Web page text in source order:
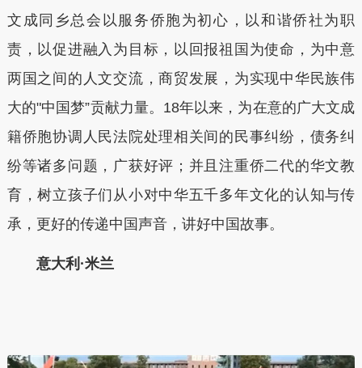
文成同乡总会以服务侨胞为初心，以和谐侨社为职
责，以促进融入为目标，以回报祖国为使命，为中意
两国之间的人文交流，商贸发展，为实现中华民族伟
大的"中国梦”贡献力量。18年以来，为在意的广大文成
籍侨胞协调人民法院处理相关间的民事纠纷，债务纠
纷等诸多问题，广获好评；并且注重侨二代的华文教
育，树立孩子们从小对中华五千多年文化的认知与传
承，更好的传递中国声音，讲好中国故事。
意大利·米兰